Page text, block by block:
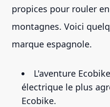
propices pour rouler
montagnes. Voici
marque espagnole.
L'aventure
électrique le plus
Ecobike.